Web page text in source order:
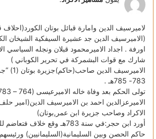
لاميرسيف الدين وامارة قبائل بوتان الكورد(احلاف
(الاميرسيف الدين جد عشيرة السيفكية الشيخان
اورفة . اجداد الاميرمحمود قبلان ونجله السياسي
شارك مع قوات البشمركة في تحرير الكوباني )
الاميرسيف
783- 785هـ .
الاميرعزالدين احمد بن الاميرسيف الدين(امير حلف
الاكراد وصاحب جزيرة ابن عمر,بوتان)
أورد ابن حجر:في سنة 783هـ وقع
حاكم الحصن وبين السليمانية(السليمانيين)